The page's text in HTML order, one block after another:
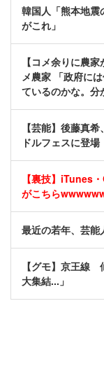
韓国人「熊本地震
がこれ」
【コメ余りに農
メ農家 「政府に
ているのかな。分
【芸能】後藤真
ドルフェスに登場
【裏技】iTunes
がこちら
最近の若年、芸
【グモ】京王線
大集結...」